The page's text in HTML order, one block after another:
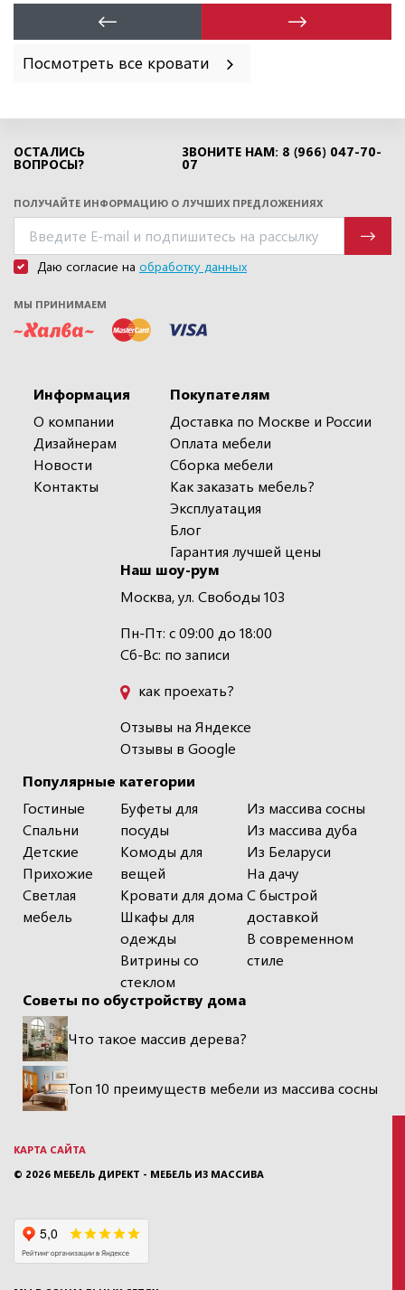
Посмотреть все кровати
ОСТАЛИСЬ
ВОПРОСЫ?
ЗВОНИТЕ НАМ: 8 (966) 047-70-
07
ПОЛУЧАЙТЕ ИНФОРМАЦИЮ О ЛУЧШИХ ПРЕДЛОЖЕНИЯХ
Даю согласие на обработку данных
МЫ ПРИНИМАЕМ
Информация
О компании
Дизайнерам
Новости
Контакты
Популярные категории
Гостиные
Спальни
Детские
Прихожие
Светлая
мебель
Буфеты для
посуды
Комоды для
вещей
Кровати для дома
Шкафы для
одежды
Витрины со
стеклом
Из массива сосны
Из массива дуба
Из Беларуси
На дачу
С быстрой
доставкой
В современном
стиле
Покупателям
Доставка по Москве и России
Оплата мебели
Сборка мебели
Как заказать мебель?
Эксплуатация
Блог
Гарантия лучшей цены
Наш шоу-рум
Москва, ул. Свободы 103
Пн-Пт: с 09:00 до 18:00
Сб-Вс: по записи
как проехать?
Отзывы на Яндексе
Отзывы в Google
Советы по обустройству дома
Что такое массив дерева?
Топ 10 преимуществ мебели из массива сосны
КАРТА САЙТА
© 2026 МЕБЕЛЬ ДИРЕКТ - МЕБЕЛЬ ИЗ МАССИВА